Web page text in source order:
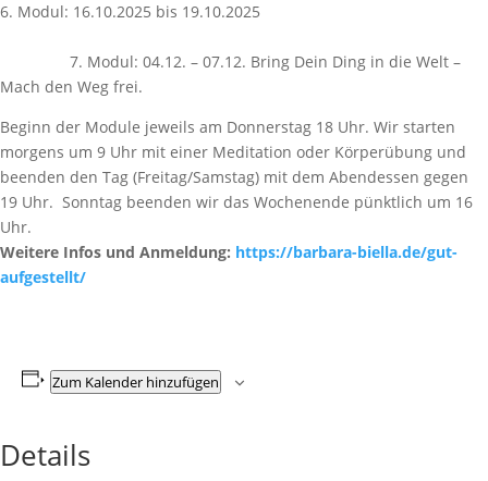
6. Modul: 16.10.2025 bis 19.10.2025
7. Modul: 04.12. – 07.12. Bring Dein Ding in die Welt –
Mach den Weg frei.
Beginn der Module jeweils am Donnerstag 18 Uhr. Wir starten
morgens um 9 Uhr mit einer Meditation oder Körperübung und
beenden den Tag (Freitag/Samstag) mit dem Abendessen gegen
19 Uhr. Sonntag beenden wir das Wochenende pünktlich um 16
Uhr.
Weitere Infos und Anmeldung: https://barbara-biella.de/gut-
aufgestellt/
Zum Kalender hinzufügen
Details